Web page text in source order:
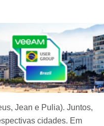
Jean e Pulia). Juntos,
cidades. Em